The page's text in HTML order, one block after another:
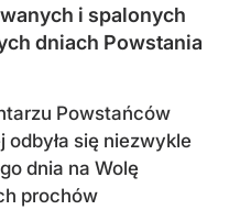
i spalonych
dniach Powstania
Powstańców
się niezwykle
dnia na Wolę
prochów